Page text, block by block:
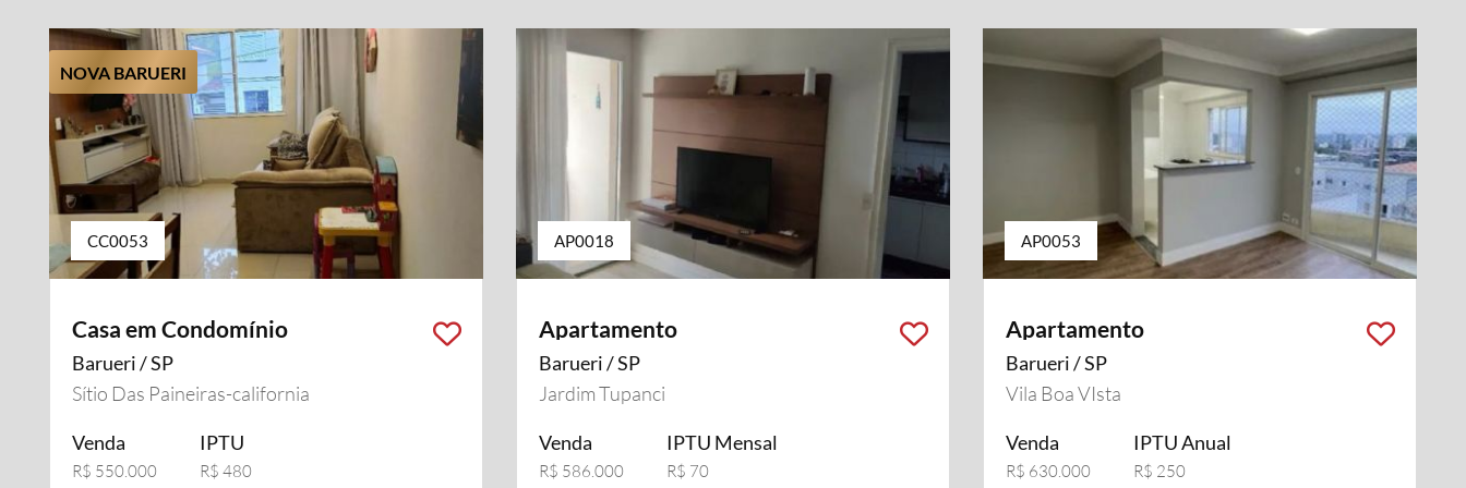
NOVA BARUERI
CC0053
Casa em Condomínio
Barueri / SP
Sítio Das Paineiras-california
Venda
R$ 550.000
IPTU
R$ 480
AP0018
Apartamento
Barueri / SP
Jardim Tupanci
Venda
R$ 586.000
IPTU Mensal
R$ 70
AP0053
Apartamento
Barueri / SP
Vila Boa VIsta
Venda
R$ 630.000
IPTU Anual
R$ 250